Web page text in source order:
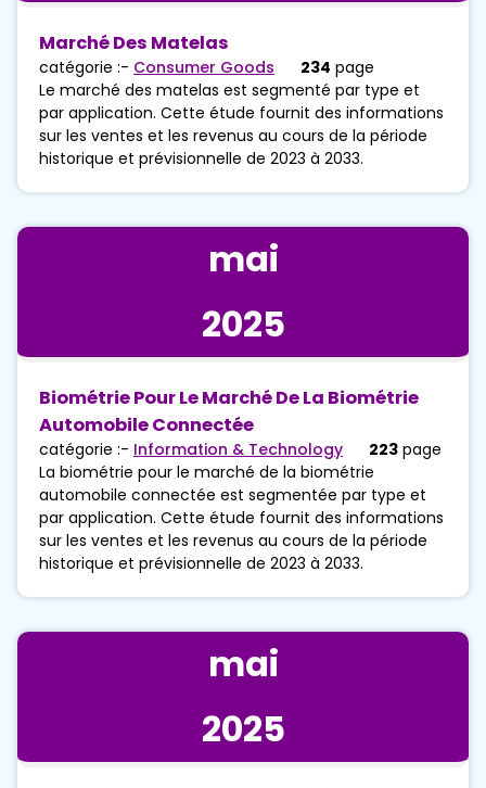
Marché Des Matelas
catégorie :- Consumer Goods 234 page
Le marché des matelas est segmenté par type et
par application. Cette étude fournit des informations
sur les ventes et les revenus au cours de la période
historique et prévisionnelle de 2023 à 2033.
mai
2025
Biométrie Pour Le Marché De La Biométrie
Automobile Connectée
catégorie :- Information & Technology 223 page
La biométrie pour le marché de la biométrie
automobile connectée est segmentée par type et
par application. Cette étude fournit des informations
sur les ventes et les revenus au cours de la période
historique et prévisionnelle de 2023 à 2033.
mai
2025